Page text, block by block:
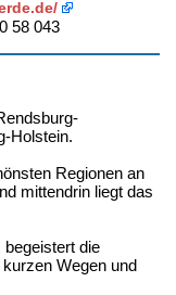
58 043
Holstein.
Regionen an
mittendrin liegt das
begeistert die
Wegen und